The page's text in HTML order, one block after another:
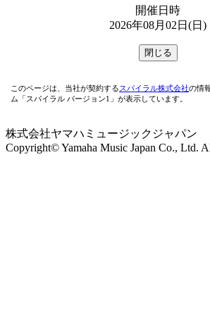
開催日時
2026年08月02日(日)
このページは、当社が契約するスパイラル株式会社の情
ム「スパイラル バージョン1」が表示しています。
株式会社ヤマハミュージックジャパン
Copyright© Yamaha Music Japan Co., Ltd.